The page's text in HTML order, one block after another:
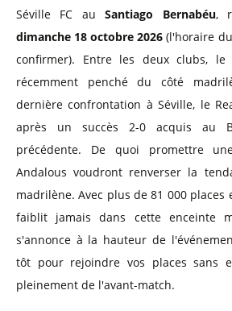
Séville FC auSantiago Bernabéu,
dimanche 18 octobre 2026 (l'horaire
confirmer). Entre les deux clubs,
récemment penché du côté
dernière confrontation à Séville, le
après un succès 2-0 acquis au
précédente. De quoi promettre
Andalous voudront renverser la
madrilène. Avec plus de 81 000
faiblit jamais dans cette enceinte
s'annonce à la hauteur de
tôt pour rejoindre vos places sans
pleinement de l'avant-match.